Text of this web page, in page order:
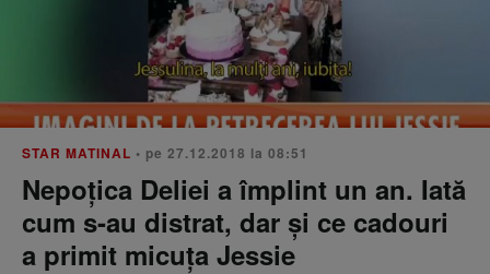
STAR MATINAL • pe 27.12.2018 la 08:51
Nepoțica Deliei a împlint un an. Iată
cum s-au distrat, dar şi ce cadouri
a primit micuţa Jessie